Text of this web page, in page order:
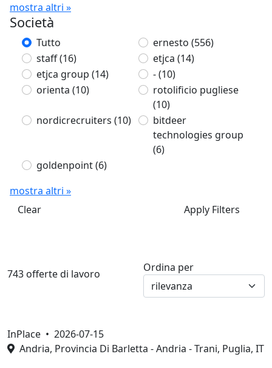
mostra altri »
Società
Tutto ernesto (556)
staff(16) etjca (14)
etjca group (14) -(10)
orienta (10)
rotolificio pugliese
(10)
nordicrecruiters (10)
bitdeer
technologies group
(6)
goldenpoint(6)
mostra altri »
Clear
Apply Filters
743 offerte di lavoro Ordina per
InPlace • 2026-07-15
Andria, Provincia Di Barletta - Andria - Trani, Puglia, IT